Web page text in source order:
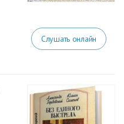
Слушать онлайн